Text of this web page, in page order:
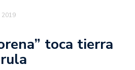
2019
toca tierra